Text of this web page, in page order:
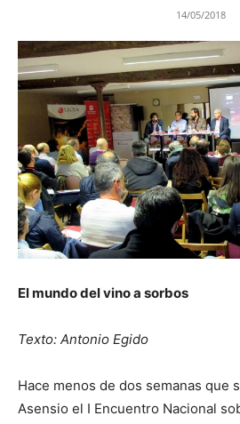
14/05/2018
El mundo del vino a sorbos
Texto: Antonio Egido
Hace menos de dos semanas que
Asensio el I Encuentro Nacional